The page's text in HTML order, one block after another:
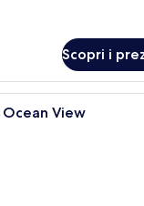
Scopri i
Una
View